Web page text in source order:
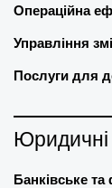
Операційна
Управління
Послуги для
Юридичні
Банківське